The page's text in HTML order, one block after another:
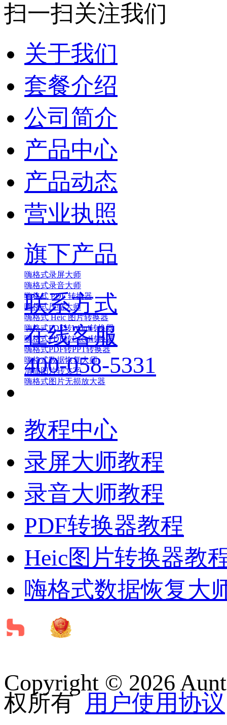
扫一扫关注我们
关于我们
套餐介绍
公司简介
产品中心
产品动态
营业执照
旗下产品
嗨格式录屏大师
嗨格式录音大师
嗨格式 PDF 转换器
嗨格式压缩大师
嗨格式 Heic 图片转换器
嗨格式PDF转Word转换器
嗨格式PDF转Excel转换器
嗨格式PDF转PPT转换器
嗨格式数据恢复大师
清描图片转文字
嗨格式图片无损放大器
联系方式
在线客服
400-058-5331
教程中心
录屏大师教程
录音大师教程
PDF转换器教程
Heic图片转换器教
嗨格式数据恢复大
Copyright © 2026
权所有 用户使用协议